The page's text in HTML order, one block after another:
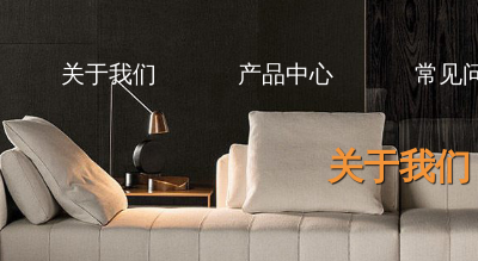
关于我们 产品中心 常见
关于我们